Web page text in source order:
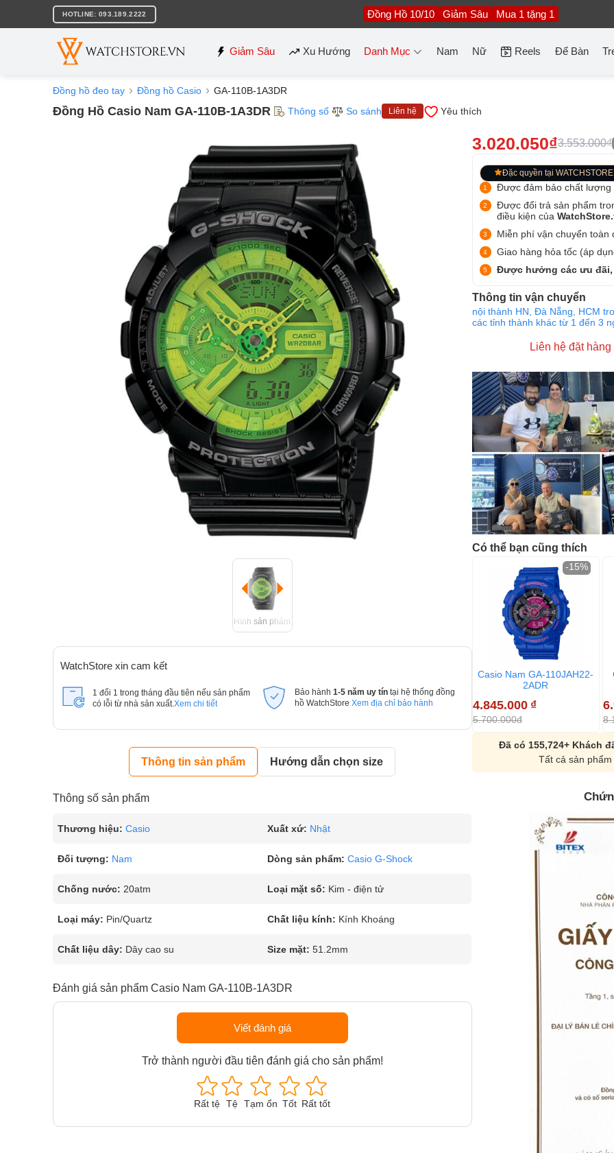
nội
HOTLINE: 093.189.2222 Đồng Hồ 10/10 Giảm Sâu Mua 1 tặng 1
Giảm Sâu Xu Hướng Danh Mục Nam Nữ Reels Để Bàn
Đồng hồ đeo tay Đồng hồ Casio GA-110B-1A3DR
Đồng Hồ Casio Nam GA-110B-1A3DR Thông số So sánh Liên hệ Yêu thích
Hình sản phẩm
WatchStore xin cam kết
1 đổi 1 trong tháng đầu tiên nếu sản phẩm
có lỗi từ nhà sản xuất. Xem chi tiết
Bảo hành 1-5 năm uy tín tại hệ thống đồng
hồ WatchStore Xem địa chỉ bảo hành
Thông tin sản phẩm Hướng dẫn chọn size
Thông số sản phẩm
Thương hiệu: Casio Xuất xứ: Nhật
Đối tượng: Nam Dòng sản phẩm: Casio G-Shock
Chống nước: 20atm Loại mặt số: Kim - điện tử
Loại máy: Pin/Quartz Chất liệu kính: Kính Khoáng
Chất liệu dây: Dây cao su Size mặt: 51.2mm
Đánh giá sản phẩm Casio Nam GA-110B-1A3DR
Viết đánh giá
Trở thành người đầu tiên đánh giá cho sản phẩm!
Rất tệ Tệ Tạm ổn Tốt Rất tốt
3.020.050₫3.553.000₫
Đặc quyền tại WATCHSTORE
Được đảm bảo chất
Được đổi trả sản phẩm
điều kiện của
Miễn phí vận chuyển toàn
Giao hàng hỏa tốc (áp
Được hưởng các ưu đãi,
Thông tin vận chuyển
nội thành HN, Đà Nẵng, HCM
các tỉnh thành khác từ 1 đến 3
Liên hệ đặt hàng
Có thể bạn cũng thích
Casio Nam GA-110JAH22-
2ADR
4.845.000 ₫
5.700.000đ
-15%
Đã có 155,724+ Khách
Tất cả sản